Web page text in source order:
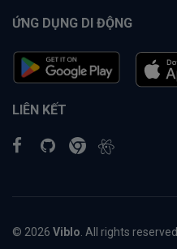
ỨNG DỤNG DI ĐỘNG
LIÊN KẾT
© 2026 Viblo . All rights reserved.